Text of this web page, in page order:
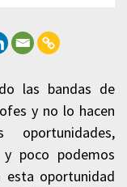
las bandas de
y no lo hacen
poco podemos
esta oportunidad